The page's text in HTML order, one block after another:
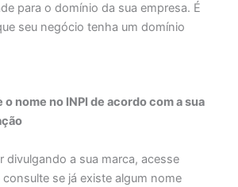
para o domínio da sua empresa. É
seu negócio tenha um domínio
o nome no INPI de acordo com a sua
divulgando a sua marca, acesse
se já existe algum nome